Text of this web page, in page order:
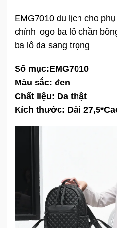
EMG7010 du lịch cho
chỉnh logo ba lô chần
ba lô da sang trọng
Số mục:EMG7010
Màu sắc: đen
Chất liệu: Da thật
Kích thước: Dài